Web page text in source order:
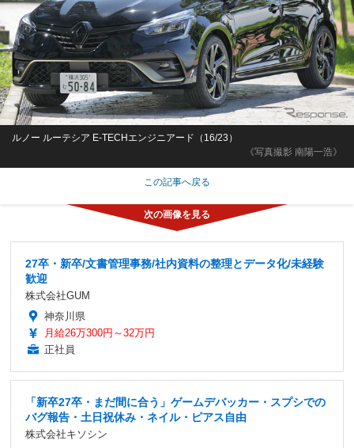
《写真撮影 南陽一浩》
ルノー ルーテシア E-TECHエンジニアード（16/23）
この記事へ戻る
27卒・新卒/文書管理事務/社内資料の整理とデータ化/未経験
歓迎
株式会社GUM
神奈川県
月給26万300円～32万円
正社員
「新卒27卒・まだ間に合う」ゲームデバッカー・スプシでの
バグ報告・土日祝休み・ネイル・ピアス自由
株式会社キソシン